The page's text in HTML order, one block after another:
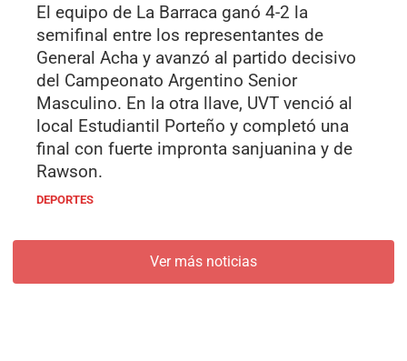
El equipo de La Barraca ganó 4-2 la
semifinal entre los representantes de
General Acha y avanzó al partido decisivo
del Campeonato Argentino Senior
Masculino. En la otra llave, UVT venció al
local Estudiantil Porteño y completó una
final con fuerte impronta sanjuanina y de
Rawson.
DEPORTES
Ver más noticias